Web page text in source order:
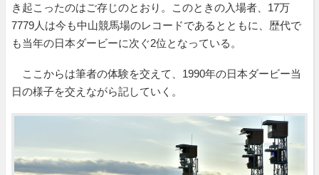
き起こったのはご存じのとおり。このときの入場者、17万
7779人は今も中山競馬場のレコードであるとともに、歴代で
も当年の日本ダービーに次ぐ2位となっている。
ここからは筆者の体験を交えて、1990年の日本ダービー当
日の様子を交えながら記していく。